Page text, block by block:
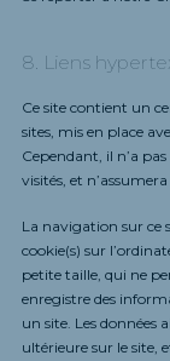
8. Liens
Ce site contient un
sites, mis en place
Cependant, il n’a
visités, et
La navigation sur ce
cookie(s) sur
petite taille, qui ne
enregistre des
un site. Les données
ultérieure sur le site,